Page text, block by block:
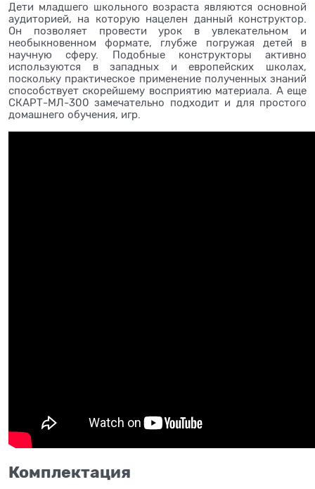
Дети младшего школьного возраста являются основной
аудиторией, на которую нацелен данный конструктор.
Он позволяет провести урок в увлекательном и
необыкновенном формате, глубже погружая детей в
научную сферу. Подобные конструкторы активно
используются в западных и европейских школах,
поскольку практическое применение полученных знаний
способствует скорейшему восприятию материала. А еще
СКАРТ-МЛ-300 замечательно подходит и для простого
домашнего обучения, игр.
Комплектация